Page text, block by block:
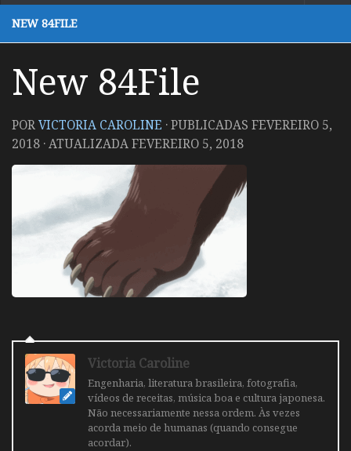
NEW 84FILE
New 84File
PORVICTORIA CAROLINE · PUBLICADAS FEVEREIRO 5,
2018 · ATUALIZADAFEVEREIRO 5, 2018
Victoria Caroline
Engenharia, literatura brasileira, fotografia,
vídeos de receitas, música boa e cultura japonesa.
Não necessariamente nessa ordem. Às vezes
acorda meio de humanas (quando consegue
acordar).